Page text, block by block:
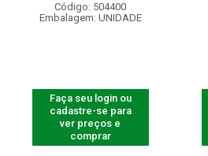
Código: 504400
Embalagem: UNIDADE
Faça seu login ou
cadastre-se para
ver preços e
comprar